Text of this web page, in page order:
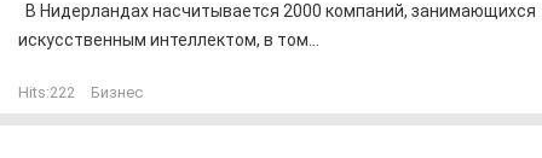
В Нидерландах насчитывается 2000 компаний, занимающихся
искусственным интеллектом, в том...
Hits:222 Бизнес